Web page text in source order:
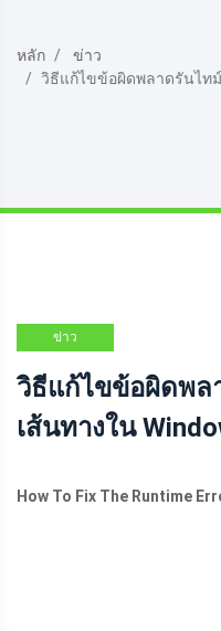
หลัก
ข่าว
วิธีแก้ไขข้อผิดพลาดรันไทม์
ข่าว
วิธีแก้ไขข้อผิดพล
เส้นทางใน
How To Fix The Runtime